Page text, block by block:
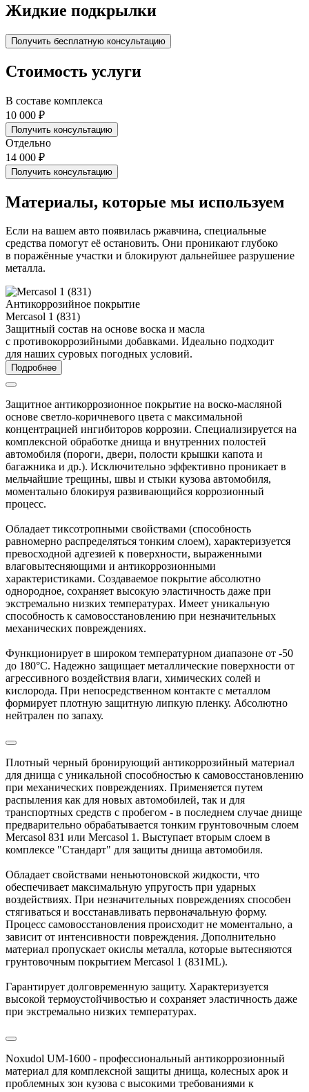
Жидкие подкрылки
Получить бесплатную консультацию
Стоимость услуги
В составе комплекса
10 000 ₽
Получить консультацию
Отдельно
14 000 ₽
Получить консультацию
Материалы, которые мы используем
Если на вашем авто появилась ржавчина, специальные
средства помогут её остановить. Они проникают глубоко
в поражённые участки и блокируют дальнейшее разрушение
металла.
Антикоррозийное покрытие
Mercasol 1 (831)
Защитный состав на основе воска и масла
с противокоррозийными добавками. Идеально подходит
для наших суровых погодных условий.
Подробнее
Защитное антикоррозионное покрытие на воско-масляной
основе светло-коричневого цвета с максимальной
концентрацией ингибиторов коррозии. Специализируется на
комплексной обработке днища и внутренних полостей
автомобиля (пороги, двери, полости крышки капота и
багажника и др.). Исключительно эффективно проникает в
мельчайшие трещины, швы и стыки кузова автомобиля,
моментально блокируя развивающийся коррозионный
процесс.
Обладает тиксотропными свойствами (способность
равномерно распределяться тонким слоем), характеризуется
превосходной адгезией к поверхности, выраженными
влаговытесняющими и антикоррозионными
характеристиками. Создаваемое покрытие абсолютно
однородное, сохраняет высокую эластичность даже при
экстремально низких температурах. Имеет уникальную
способность к самовосстановлению при незначительных
механических повреждениях.
Функционирует в широком температурном диапазоне от -50
до 180°С. Надежно защищает металлические поверхности от
агрессивного воздействия влаги, химических солей и
кислорода. При непосредственном контакте с металлом
формирует плотную защитную липкую пленку. Абсолютно
нейтрален по запаху.
Плотный черный бронирующий антикоррозийный материал
для днища с уникальной способностью к самовосстановлению
при механических повреждениях. Применяется путем
распыления как для новых автомобилей, так и для
транспортных средств с пробегом - в последнем случае днище
предварительно обрабатывается тонким грунтовочным слоем
Mercasol 831 или Mercasol 1. Выступает вторым слоем в
комплексе "Стандарт" для защиты днища автомобиля.
Обладает свойствами неньютоновской жидкости, что
обеспечивает максимальную упругость при ударных
воздействиях. При незначительных повреждениях способен
стягиваться и восстанавливать первоначальную форму.
Процесс самовосстановления происходит не моментально, а
зависит от интенсивности повреждения. Дополнительно
материал пропускает окислы металла, которые вытесняются
грунтовочным покрытием Mercasol 1 (831ML).
Гарантирует долговременную защиту. Характеризуется
высокой термоустойчивостью и сохраняет эластичность даже
при экстремально низких температурах.
Noxudol UM-1600 - профессиональный антикоррозионный
материал для комплексной защиты днища, колесных арок и
проблемных зон кузова с высокими требованиями к